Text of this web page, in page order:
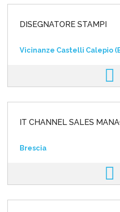
DISEGNATORE STAMPI
Vicinanze Castelli Calepio
IT CHANNEL SALES
Brescia